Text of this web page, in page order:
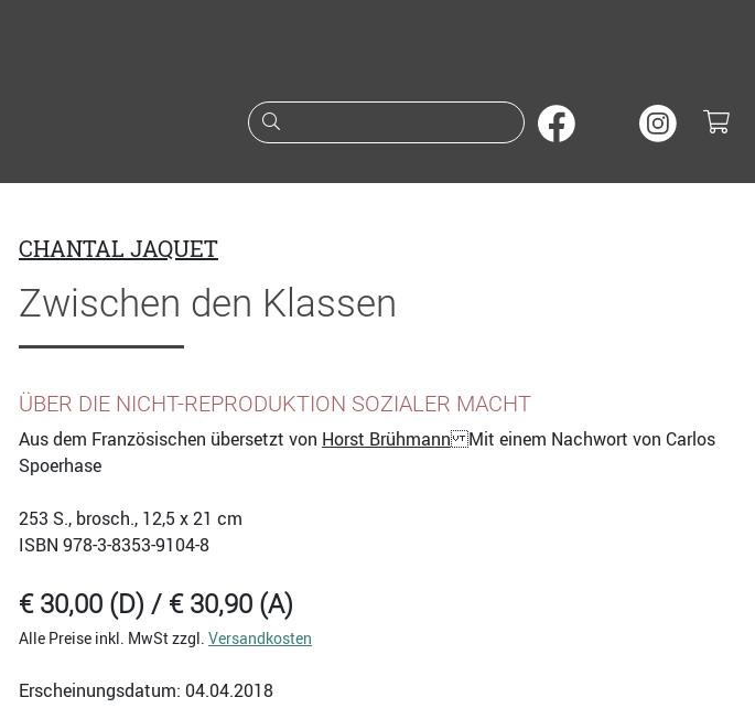
Suche nach Büchern oder
CHANTAL JAQUET
Zwischen den Klassen
ÜBER DIE NICHT-REPRODUKTION SOZIALER MACHT
Aus dem Französischen übersetzt von Horst BrühmannMit einem Nachwort von Carlos
Spoerhase
253 S., brosch., 12,5 x 21 cm
ISBN 978-3-8353-9104-8
€ 30,00 (D) / € 30,90 (A)
Alle Preise inkl. MwSt zzgl. Versandkosten
Erscheinungsdatum: 04.04.2018